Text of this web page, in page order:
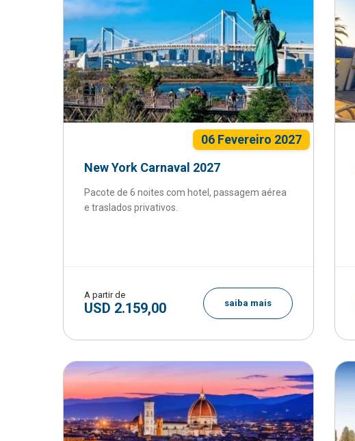
06 Fevereiro 2027
New York Carnaval 2027
Pacote de 6 noites com hotel, passagem aérea
e traslados privativos.
A partir de
USD 2.159,00 saiba mais